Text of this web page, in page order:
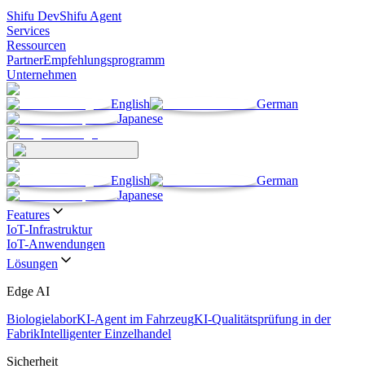
Shifu DevShifu Agent
Services
Ressourcen
PartnerEmpfehlungsprogramm
Unternehmen
English
German
Japanese
English
German
Japanese
Features
IoT-Infrastruktur
IoT-Anwendungen
Lösungen
Edge AI
BiologielaborKI-Agent im FahrzeugKI-Qualitätsprüfung in der
FabrikIntelligenter Einzelhandel
Sicherheit